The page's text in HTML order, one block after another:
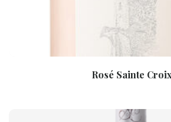
Rosé Sainte